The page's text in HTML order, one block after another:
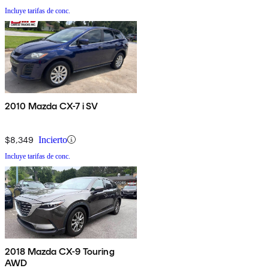
Incluye tarifas de conc.
2010 Mazda CX-7 i SV
$8,349 Incierto
Incluye tarifas de conc.
2018 Mazda CX-9 Touring
AWD